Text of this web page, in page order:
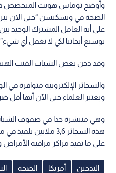
وأوضح توماس هوبت المتخصص
الصحة في ويسكنسن “حتى الان يبرز
على أنه العامل المشترك الوحيد
توسيع أبحاثنا لكي لا نغفل أي شيء”.
وقد دخن بعض الشباب القنب
ويعتبر العلماء حتى الآن أنها أقل
وهي منتشرة جدا في صفوف
على ما تفيد مراكز مراقبة
التدخين أمريكا الصحة